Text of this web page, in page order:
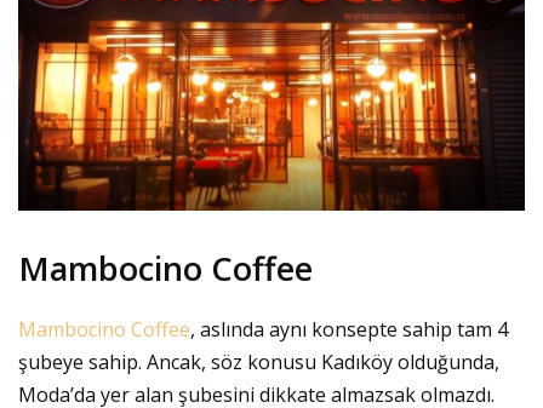
Mambocino Coffee
Mambocino Coffee, aslında aynı konsepte sahip tam 4
şubeye sahip. Ancak, söz konusu Kadıköy olduğunda,
Moda’da yer alan şubesini dikkate almazsak olmazdı.